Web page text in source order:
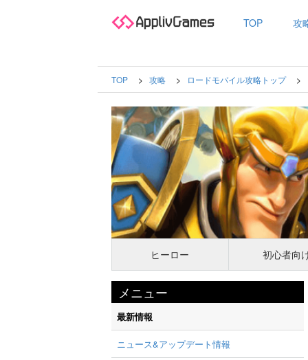
TOP 攻
TOP 攻略 ロードモバイル攻略トップ
ヒーロー 初心者向
メニュー
最新情報
ニュース&アップデート情報